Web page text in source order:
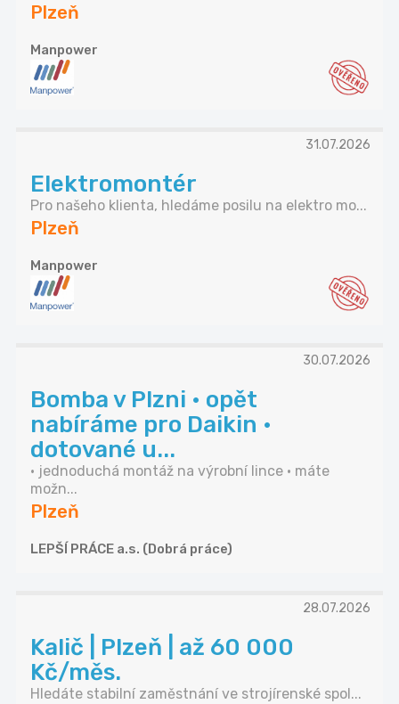
Plzeň
Manpower
31.07.2026
Elektromontér
Pro našeho klienta, hledáme posilu na elektro mo...
Plzeň
Manpower
30.07.2026
Bomba v Plzni • opět
nabíráme pro Daikin •
dotované u...
• jednoduchá montáž na výrobní lince • máte
možn...
Plzeň
LEPŠÍ PRÁCE a.s. (Dobrá práce)
28.07.2026
Kalič | Plzeň | až 60 000
Kč/měs.
Hledáte stabilní zaměstnání ve strojírenské spol...